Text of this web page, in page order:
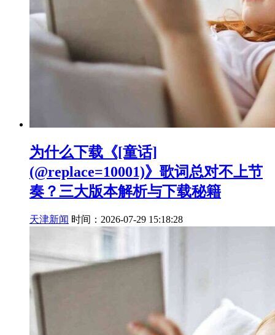
为什么下载《[童话]
(@replace=10001)》歌词总对不上节
奏？三大版本解析与下载秘籍
天津新闻 时间：2026-07-29 15:18:28